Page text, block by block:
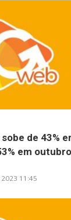
de 43%
em
11:45